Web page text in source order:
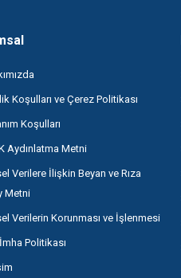
Koşulları ve Çerez Politikası
Koşulları
Aydınlatma Metni
Verilere İlişkin Beyan ve Rıza
Metni
Verilerin Korunması ve İşlenmesi
Politikası